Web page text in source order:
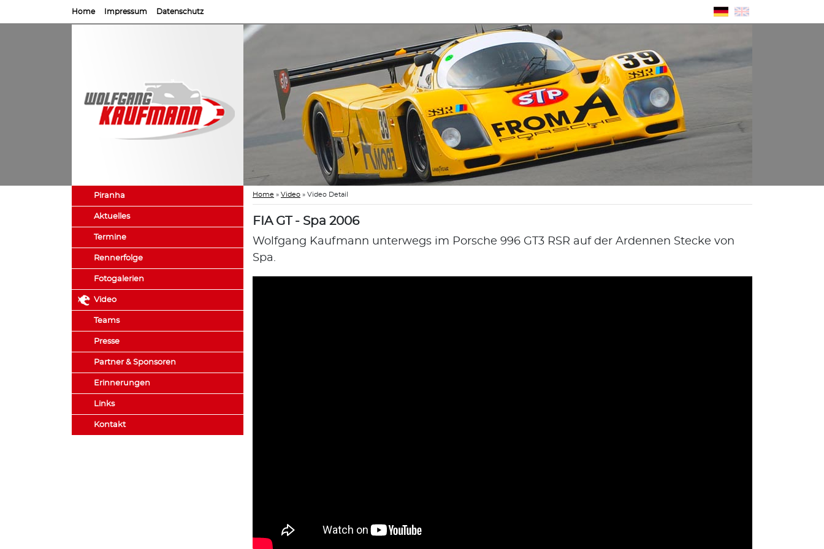
Home Impressum Datenschutz
Piranha
Aktuelles
Termine
Rennerfolge
Fotogalerien
Video
Teams
Presse
Partner & Sponsoren
Erinnerungen
Links
Kontakt
Home » Video » Video Detail
FIA GT - Spa 2006
Wolfgang Kaufmann unterwegs im Porsche 996 GT3 RSR auf der Ardennen Stecke von
Spa.